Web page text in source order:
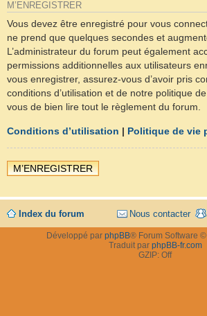
M’ENREGISTRER
Vous devez être enregistré pour vous
ne prend que quelques secondes et
L’administrateur du forum peut également
permissions additionnelles aux utilisateurs
vous enregistrer, assurez-vous d’avoir pris
conditions d’utilisation et de notre politique
vous de bien lire tout le règlement du forum.
Conditions d’utilisation | Politique de vie
M’ENREGISTRER
Index du forum Nous contacter
Développé par phpBB® Forum Software
Traduit par phpBB-fr.com
GZIP: Off